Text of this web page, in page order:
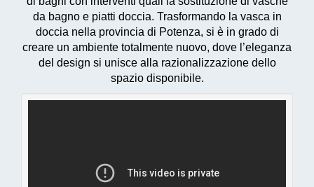
da bagno e piatti doccia. Trasformando la vasca in
doccia nella provincia di Potenza, si è in grado di
creare un ambiente totalmente nuovo, dove l’eleganza
del design si unisce alla razionalizzazione dello
spazio disponibile.